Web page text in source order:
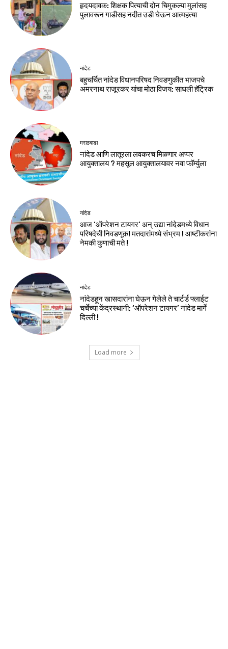
हृदयदावक: शिक्षक पित्याची दोन चिमुकल्या मुलांसह
पुलावरून गाडीसह नदीत उडी घेऊन आत्महत्या
नांदेड
बहुचर्चित नांदेड विधानपरिषद निवडणुकीत भाजपचे
अमरनाथ राजूरकर यांचा मोठा विजय; साधली हॅट्रिक
मराठवाडा
नांदेड आणि लातूरला लवकरच मिळणार अप्पर
आयुक्तालय ? महसूल आयुक्तालयावर नवा फॉर्म्युला
नांदेड
आज ‘ऑपरेशन टायगर’ अन् उद्या नांदेडमध्ये विधान
परिषदेची निवडणूक! मतदारांमध्ये संभ्रम ! आष्टीकरांना
नेमकी कुणाची मते !
नांदेड
नांदेडहून खासदारांना घेऊन गेलेले ते चार्टर्ड फ्लाईट
चर्चेच्या केंद्रस्थानी; ‘ऑपरेशन टायगर’ नांदेड मार्गे
दिल्ली !
Load more